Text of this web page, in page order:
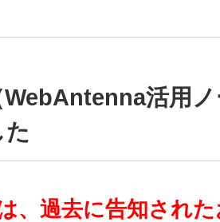
活用
、過去に告知され